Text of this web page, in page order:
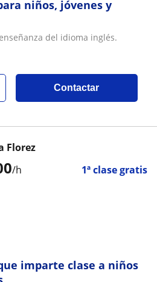
niños, jóvenes y
del idioma inglés.
Contactar
/h 1ª clase gratis
Florez
imparte clase a niños